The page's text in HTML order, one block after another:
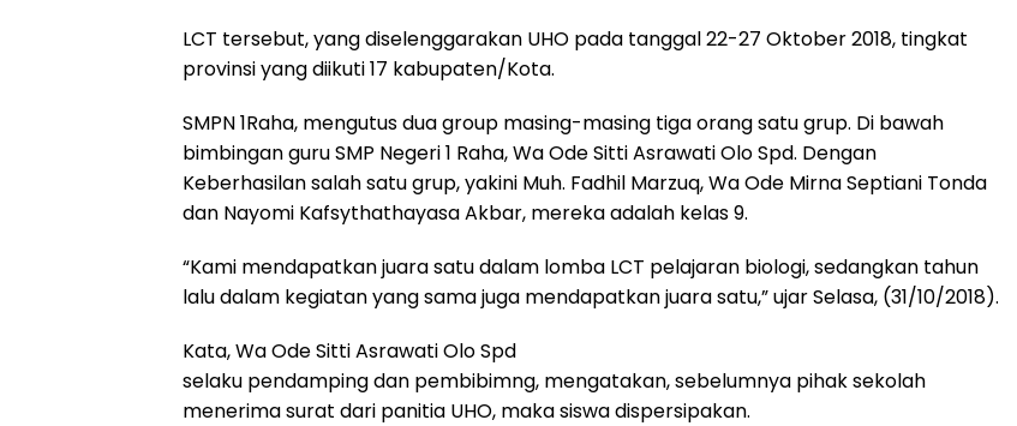
LCT tersebut, yang diselenggarakan UHO pada tanggal 22-27 Oktober 2018, tingkat
provinsi yang diikuti 17 kabupaten/Kota.
SMPN 1Raha, mengutus dua group masing-masing tiga orang satu grup. Di bawah
bimbingan guru SMP Negeri 1 Raha, Wa Ode Sitti Asrawati Olo Spd. Dengan
Keberhasilan salah satu grup, yakini Muh. Fadhil Marzuq, Wa Ode Mirna Septiani Tonda
dan Nayomi Kafsythathayasa Akbar, mereka adalah kelas 9.
“Kami mendapatkan juara satu dalam lomba LCT pelajaran biologi, sedangkan tahun
lalu dalam kegiatan yang sama juga mendapatkan juara satu,” ujar Selasa, (31/10/2018).
Kata, Wa Ode Sitti Asrawati Olo Spd
selaku pendamping dan pembibimng, mengatakan, sebelumnya pihak sekolah
menerima surat dari panitia UHO, maka siswa dispersipakan.